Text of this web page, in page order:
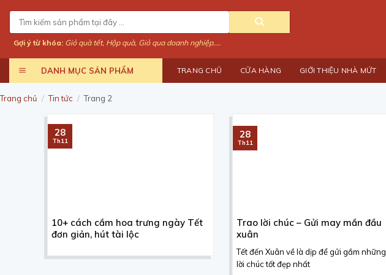
content
Tìm
kiếm:
Gợi ý từ khóa: Giỏ quà tết, Hộp quà, Giỏ qua doanh nghiệp....
DANH MỤC SẢN PHẨM TRANG CHỦ CỬA HÀNG GIỚI THIỆU NHÀ MỨT
Trang chủ / Tin tức / Trang 2
10+ cách cắm hoa trưng ngày Tết
đơn giản, hút tài lộc
28
Th11
Trao lời chúc – Gửi may mắn đầu
xuân
Tết đến Xuân về là dịp để gửi gắm những
lời chúc tốt đẹp nhất
28
Th11